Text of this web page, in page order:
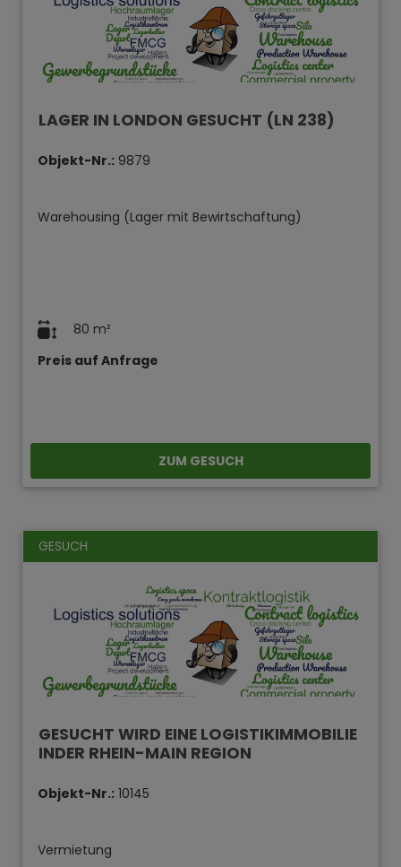
LAGER IN LONDON GESUCHT (LN 238)
Objekt-Nr.: 9879
Warehousing (Lager mit Bewirtschaftung)
80 m²
Preis auf Anfrage
ZUM GESUCH
GESUCH
GESUCHT WIRD EINE LOGISTIKIMMOBILIE
INDER RHEIN-MAIN REGION
Objekt-Nr.: 10145
Vermietung